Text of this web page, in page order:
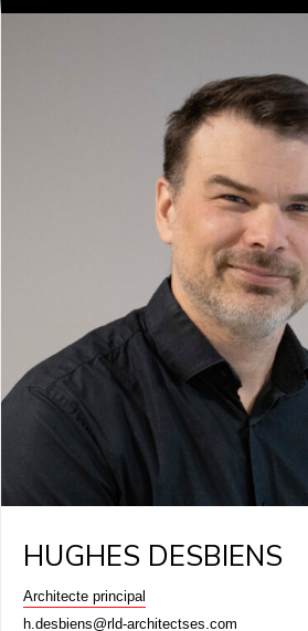
HUGHES DESBIENS
Architecte principal
h.desbiens@rld-architectses.com